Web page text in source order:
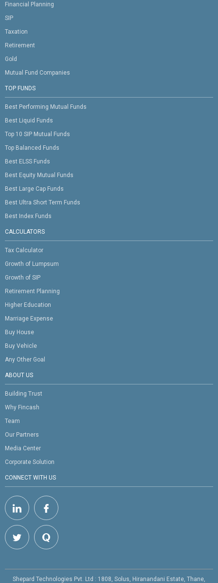
Financial Planning
SIP
Taxation
Retirement
Gold
Mutual Fund Companies
TOP FUNDS
Best Performing Mutual Funds
Best Liquid Funds
Top 10 SIP Mutual Funds
Top Balanced Funds
Best ELSS Funds
Best Equity Mutual Funds
Best Large Cap Funds
Best Ultra Short Term Funds
Best Index Funds
CALCULATORS
Tax Calculator
Growth of Lumpsum
Growth of SIP
Retirement Planning
Higher Education
Marriage Expense
Buy House
Buy Vehicle
Any Other Goal
ABOUT US
Building Trust
Why Fincash
Team
Our Partners
Media Center
Corporate Solution
CONNECT WITH US
Shepard Technologies Pvt. Ltd : 1808, Solus, Hiranandani Estate, Thane,